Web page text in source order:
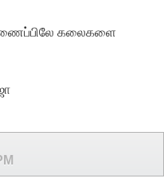
கலைகளை